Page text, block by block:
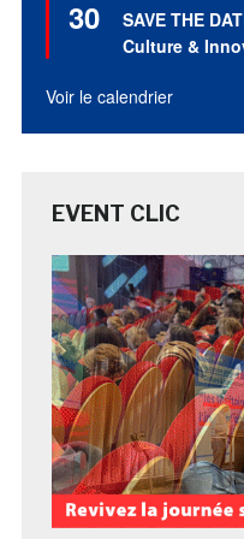
30
en
avant
SAVE THE
Culture &
Voir le calendrier
EVENT CLIC